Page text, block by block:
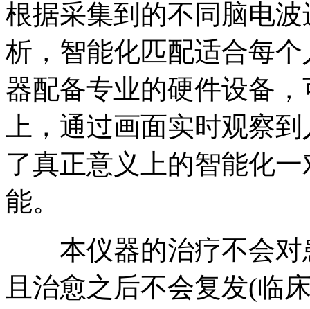
根据采集到的不同脑电
析，智能化匹配适合每
器配备专业的硬件设备
上，通过画面实时观察
了真正意义上的智能化
能。
本仪器的治疗不会对
且治愈之后不会复发(临